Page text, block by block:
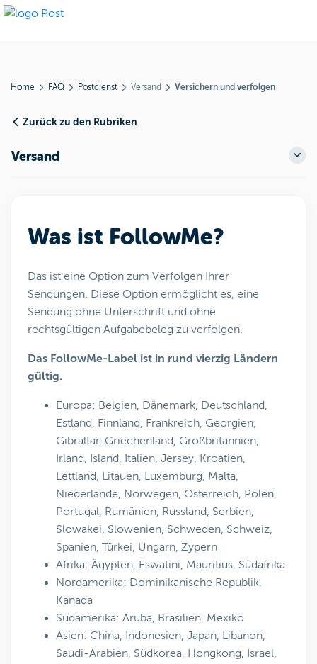
Home FAQ Postdienst Versand Versichern und verfolgen
Zurück zu den Rubriken
Versand
Was ist FollowMe?
Das ist eine Option zum Verfolgen Ihrer
Sendungen. Diese Option ermöglicht es, eine
Sendung ohne Unterschrift und ohne
rechtsgültigen Aufgabebeleg zu verfolgen.
Das FollowMe-Label ist in rund vierzig Ländern
gültig.
Europa: Belgien, Dänemark, Deutschland,
Estland, Finnland, Frankreich, Georgien,
Gibraltar, Griechenland, Großbritannien,
Irland, Island, Italien, Jersey, Kroatien,
Lettland, Litauen, Luxemburg, Malta,
Niederlande, Norwegen, Österreich, Polen,
Portugal, Rumänien, Russland, Serbien,
Slowakei, Slowenien, Schweden, Schweiz,
Spanien, Türkei, Ungarn, Zypern
Afrika: Ägypten, Eswatini, Mauritius, Südafrika
Nordamerika: Dominikanische Republik,
Kanada
Südamerika: Aruba, Brasilien, Mexiko
Asien: China, Indonesien, Japan, Libanon,
Saudi-Arabien, Südkorea, Hongkong, Israel,